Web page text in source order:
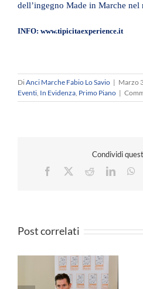
dell’ingegno Made in Marche
INFO: www.tipicitaexperience.it
DiAnci Marche Fabio Lo Savio | Marzo
Eventi, In Evidenza, Primo Piano |
Condividi
Facebook
Reddit
Post correlati